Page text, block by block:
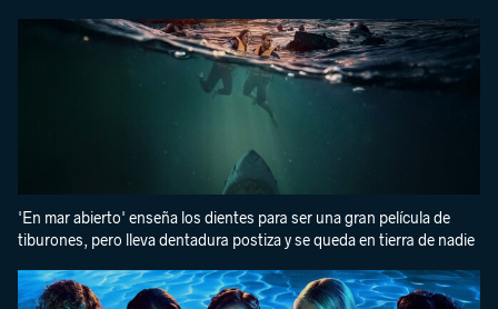
'En mar abierto' enseña los dientes para ser una gran película de
tiburones, pero lleva dentadura postiza y se queda en tierra de nadie